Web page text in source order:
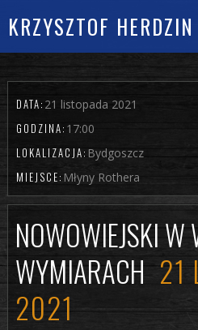
KRZYSZTOF HERDZIN
DATA: 21 listopada 2021
GODZINA: 17:00
LOKALIZACJA: Bydgoszcz
MIEJSCE: Młyny Rothera
NOWOWIEJSKI W
WYMIARACH21
2021